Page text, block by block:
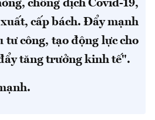
chống dịch Covid-19,
cấp bách. Đẩy mạnh
tư công, tạo động lực cho
tăng trưởng kinh tế".